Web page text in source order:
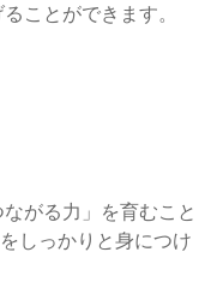
ことができます。
がる力」を育むこと
しっかりと身につけ